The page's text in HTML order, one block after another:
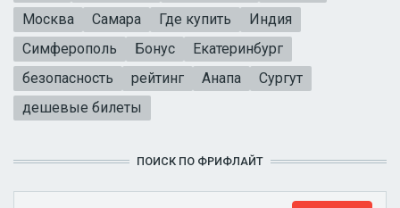
Москва
Самара Где купить
Индия
Симферополь
Бонус
Екатеринбург
безопасность
рейтинг Анапа
Сургут
дешевые билеты
ПОИСК ПО ФРИФЛАЙТ